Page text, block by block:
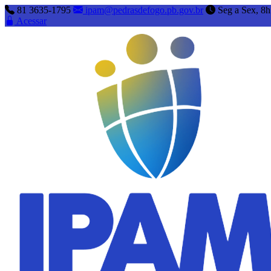
81 3635-1795 ipam@pedrasdefogo.pb.gov.br
Seg a Sex,
Acessar